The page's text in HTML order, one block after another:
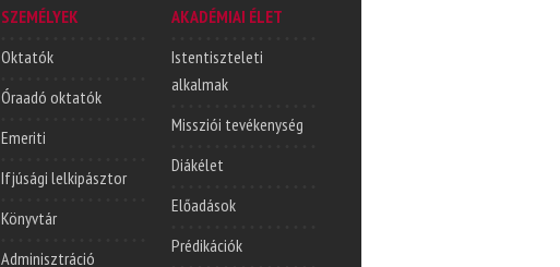
SZEMÉLYEK
Oktatók
Óraadó oktatók
Emeriti
Ifjúsági lelkipásztor
Könyvtár
Adminisztráció
AKADÉMIAI ÉLET
Istentiszteleti
alkalmak
Missziói tevékenység
Diákélet
Előadások
Prédikációk